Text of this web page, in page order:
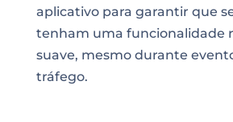
aplicativo para garantir que
tenham uma funcionalidade
suave, mesmo durante
tráfego.